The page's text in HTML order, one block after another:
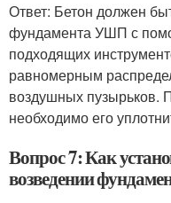
Ответ: Бетон должен
фундамента УШП с
подходящих
равномерным
воздушных пузырьков.
необходимо его
Вопрос 7: Как
возведении